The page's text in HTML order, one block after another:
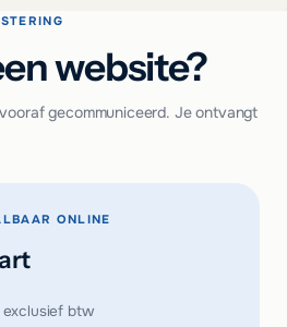
website?
gecommuniceerd. Je ontvangt
ONLINE
exclusief btw